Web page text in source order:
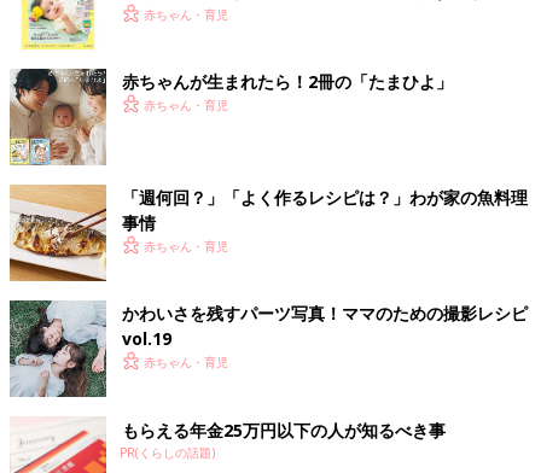
離乳完了期 1才～1才6カ月ごろのレシピ
ンなど炭水化物を含む食材を使った、エネルギ
ル野菜のチーズロールサンド
シピ 離乳食完了期1歳 ～1歳6ヶ月ごろ
1歳～1歳6ヶ月ごろから使える、野菜や果物な
どビタミン類を含む食材を使った、体の調子を
ひき肉とかぼちゃのコロッケ風 作り
く！ おっぱい・ミルクの基本と夏のトラブル 解決テ
赤ちゃん・育児
赤ちゃんが生まれたら！2冊の「たまひよ」
赤ちゃん・育児
「週何回？」「よく作るレシピは？」わが家の魚料理
事情
赤ちゃん・育児
かわいさを残すパーツ写真！ママのための撮影レシピ
vol.19
赤ちゃん・育児
もらえる年金25万円以下の人が知るべき事
PR(くらしの話題)